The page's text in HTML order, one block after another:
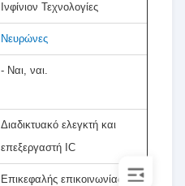
Ινφίνιον Τεχνολογίες
Νευρώνες
- Ναι, ναι.
Διαδικτυακό ελεγκτή και
επεξεργαστή IC
Επικεφαλής επικοινωνίας